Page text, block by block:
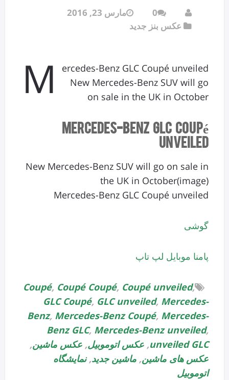
0
مارس 23, 2016
عکس بنز جدید
M
ercedes-Benz GLC Coupé unveiled
New Mercedes-Benz SUV will go
on sale in the UK in October
Mercedes-Benz GLC Coupé
unveiled
New Mercedes-Benz SUV will go on sale in
the UK in October(image)
Mercedes-Benz GLC Coupé unveiled
گوشی
پامنا موبایل لپ تاپ
Coupé, Coupé Coupé, Coupé unveiled,
GLC Coupé, GLC unveiled, Mercedes-
Benz, Mercedes-Benz Coupé, Mercedes-
Benz GLC, Mercedes-Benz unveiled,
unveiled GLC
, عکس اتوموبیل, عکس ماشین,
عکس های ماشین, ماشین جدید,نمایشگاه
اتوموبیل